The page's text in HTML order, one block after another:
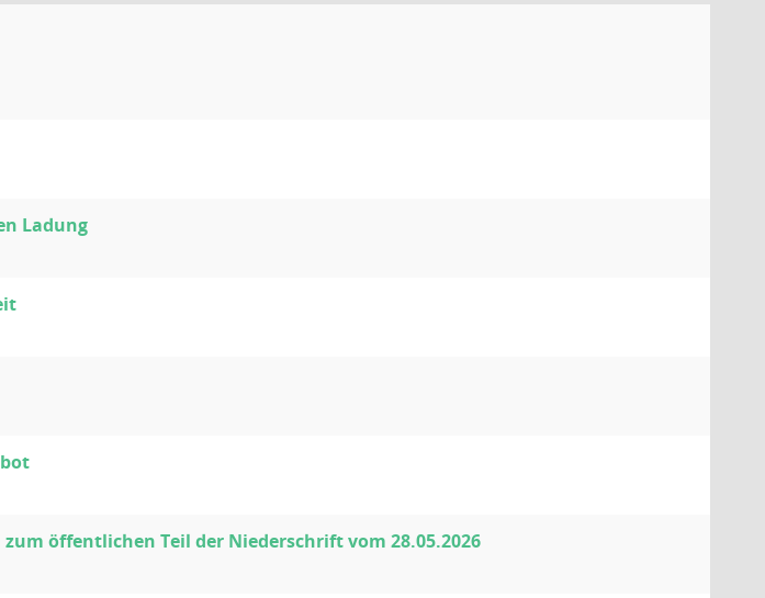
Ladung
öffentlichen Teil der Niederschrift vom 28.05.2026